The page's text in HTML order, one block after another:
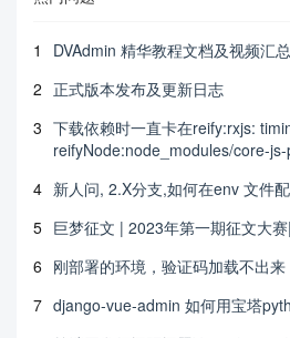
1
DVAdmin 精华教程文档及视频汇总
2 正式版本发布及更新日志
3 下载依赖时一直卡在reify:rxjs:
reifyNode:node_modules/core-
4 新人问, 2.X分支,如何在env 文件
5 巨梦征文 | 2023年第一期征文大
6 刚部署的环境，验证码加载不出来
7 django-vue-admin 如何用宝塔